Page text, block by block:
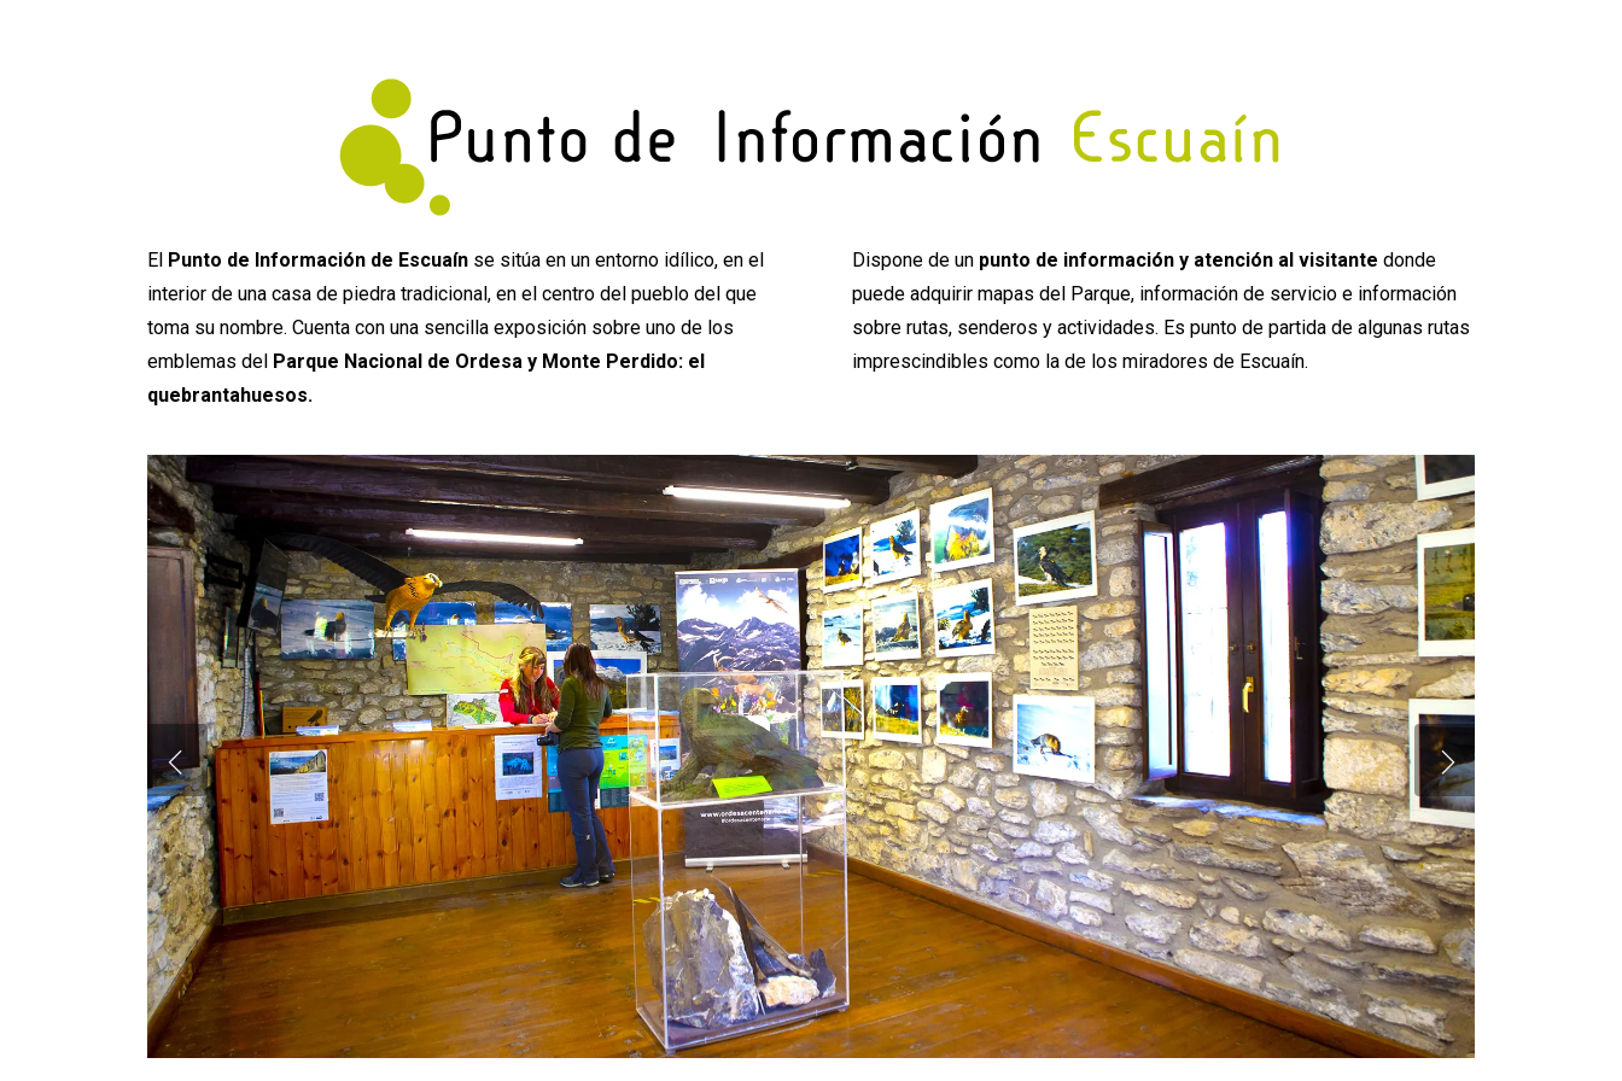
El Punto de Información de Escuaín se sitúa en un entorno idílico, en el
interior de una casa de piedra tradicional, en el centro del pueblo del que
toma su nombre. Cuenta con una sencilla exposición sobre uno de los
emblemas del Parque Nacional de Ordesa y Monte Perdido: el
quebrantahuesos.
Dispone de un punto de información y atención al visitante donde
puede adquirir mapas del Parque, información de servicio e información
sobre rutas, senderos y actividades. Es punto de partida de algunas rutas
imprescindibles como la de los miradores de Escuaín.